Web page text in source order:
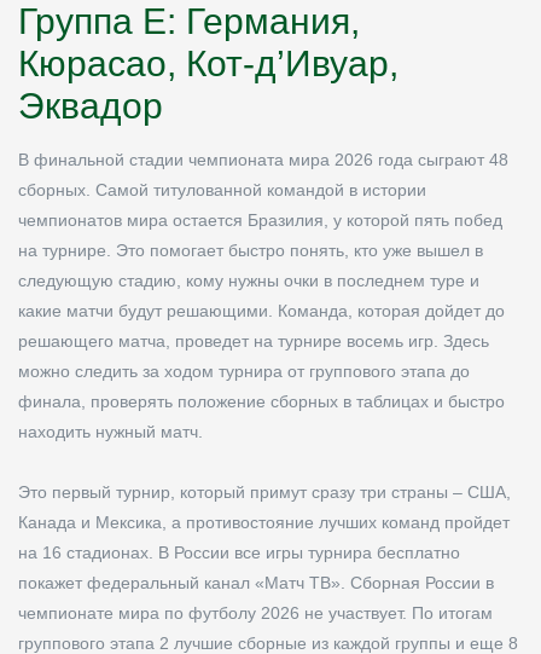
Группа E: Германия,
Кюрасао, Кот-д’Ивуар,
Эквадор
В финальной стадии чемпионата мира 2026 года сыграют 48
сборных. Самой титулованной командой в истории
чемпионатов мира остается Бразилия, у которой пять побед
на турнире. Это помогает быстро понять, кто уже вышел в
следующую стадию, кому нужны очки в последнем туре и
какие матчи будут решающими. Команда, которая дойдет до
решающего матча, проведет на турнире восемь игр. Здесь
можно следить за ходом турнира от группового этапа до
финала, проверять положение сборных в таблицах и быстро
находить нужный матч.
Это первый турнир, который примут сразу три страны – США,
Канада и Мексика, а противостояние лучших команд пройдет
на 16 стадионах. В России все игры турнира бесплатно
покажет федеральный канал «Матч ТВ». Сборная России в
чемпионате мира по футболу 2026 не участвует. По итогам
группового этапа 2 лучшие сборные из каждой группы и еще 8